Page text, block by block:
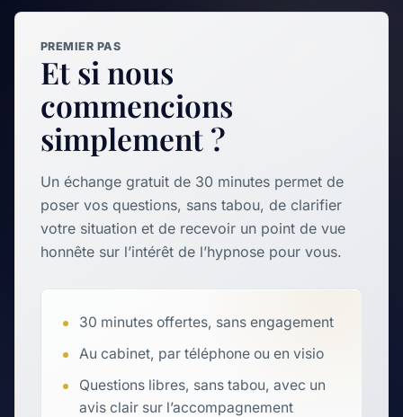
PREMIER PAS
Et si nous
commencions
simplement ?
Un échange gratuit de 30 minutes permet de
poser vos questions, sans tabou, de clarifier
votre situation et de recevoir un point de vue
honnête sur l’intérêt de l’hypnose pour vous.
30 minutes offertes, sans engagement
Au cabinet, par téléphone ou en visio
Questions libres, sans tabou, avec un
avis clair sur l’accompagnement